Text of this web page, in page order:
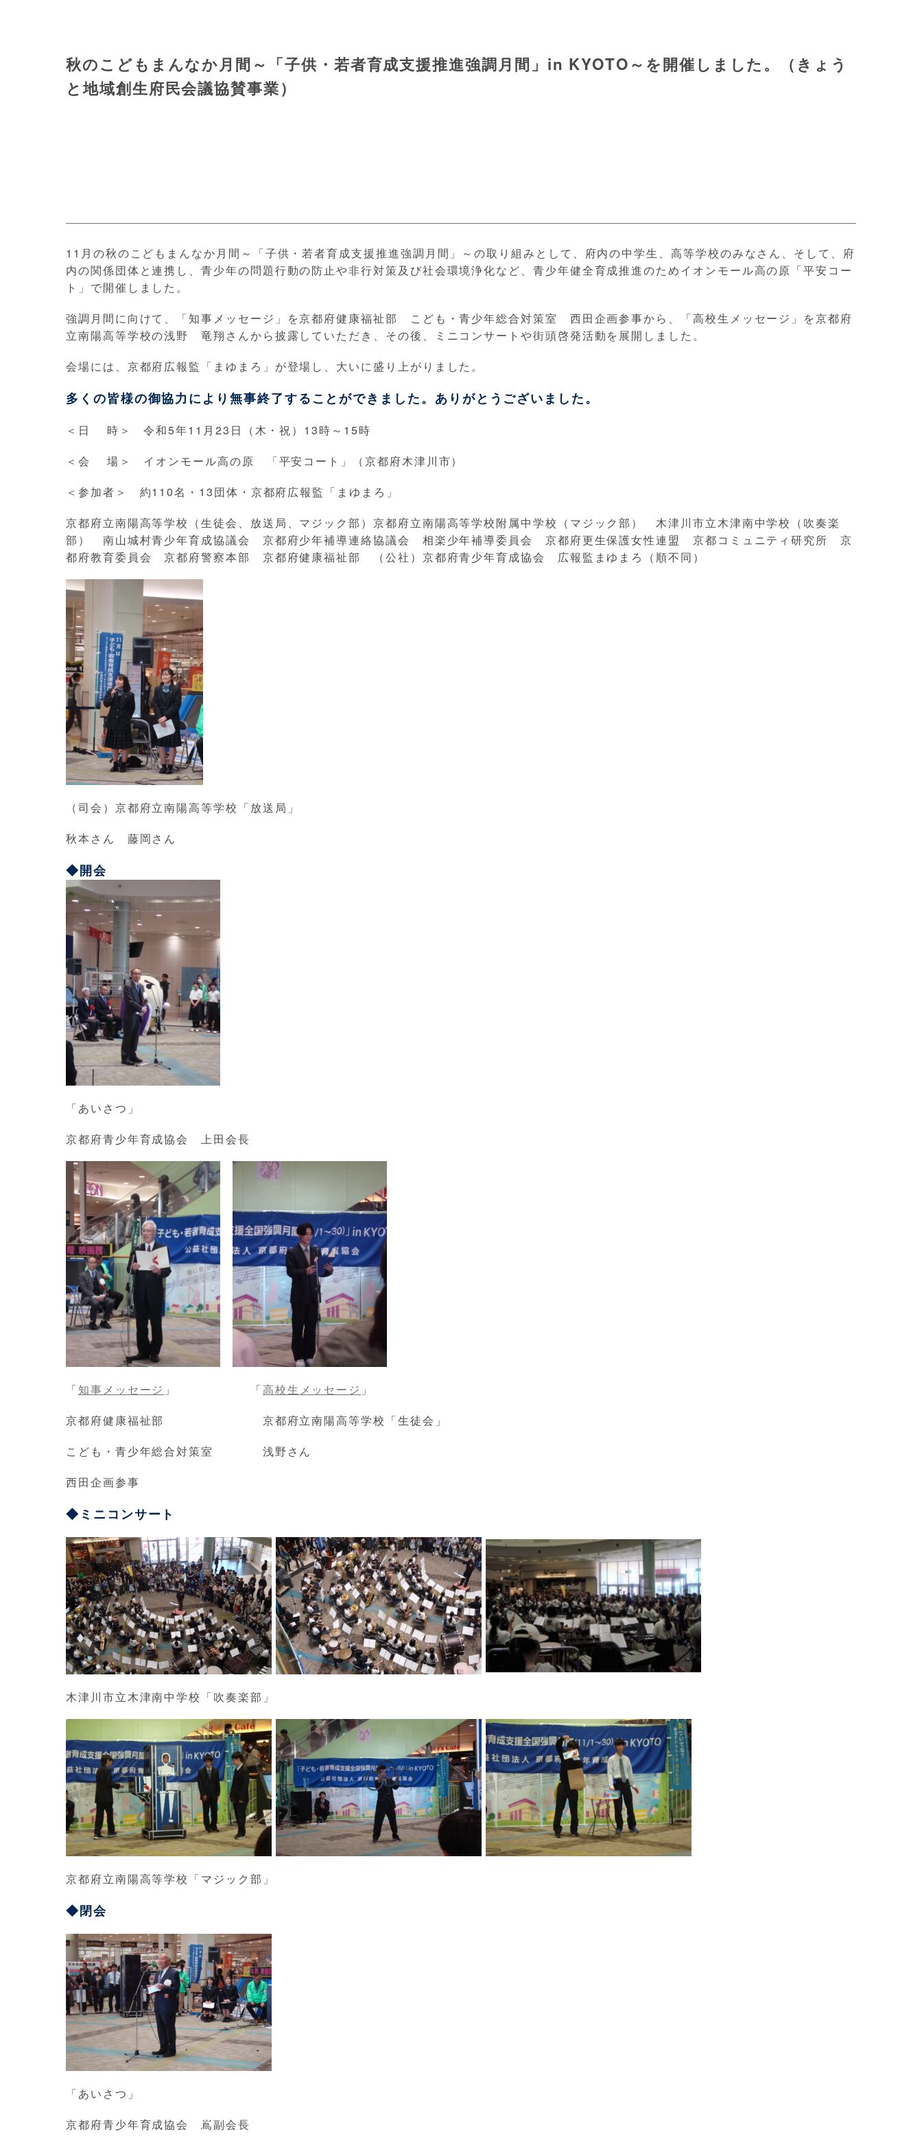
秋のこどもまんなか月間～「子供・若者育成支援推進強調月間」in KYOTO～を開催しました。（きょう
と地域創生府民会議協賛事業）
11月の秋のこどもまんなか月間～「子供・若者育成支援推進強調月間」～の取り組みとして、府内の中学生、高等学校のみなさん、そして、府
内の関係団体と連携し、青少年の問題行動の防止や非行対策及び社会環境浄化など、青少年健全育成推進のためイオンモール高の原「平安コー
ト」で開催しました。
強調月間に向けて、「知事メッセージ」を京都府健康福祉部 こども・青少年総合対策室 西田企画参事から、「高校生メッセージ」を京都府
立南陽高等学校の浅野 竜翔さんから披露していただき、その後、ミニコンサートや街頭啓発活動を展開しました。
会場には、京都府広報監「まゆまろ」が登場し、大いに盛り上がりました。
多くの皆様の御協力により無事終了することができました。ありがとうございました。
＜日 時＞ 令和5年11月23日（木・祝）13時～15時
＜会 場＞ イオンモール高の原 「平安コート」（京都府木津川市）
＜参加者＞ 約110名・13団体・京都府広報監「まゆまろ」
京都府立南陽高等学校（生徒会、放送局、マジック部）京都府立南陽高等学校附属中学校（マジック部） 木津川市立木津南中学校（吹奏楽
部） 南山城村青少年育成協議会 京都府少年補導連絡協議会 相楽少年補導委員会 京都府更生保護女性連盟 京都コミュニティ研究所 京
都府教育委員会 京都府警察本部 京都府健康福祉部 （公社）京都府青少年育成協会 広報監まゆまろ（順不同）
（司会）京都府立南陽高等学校「放送局」
秋本さん 藤岡さん
◆開会
「あいさつ」
京都府青少年育成協会 上田会長
「知事メッセージ 」 「高校生メッセージ 」
京都府健康福祉部 京都府立南陽高等学校「生徒会」
こども・青少年総合対策室 浅野さん
西田企画参事
◆ミニコンサート
木津川市立木津南中学校「吹奏楽部」
京都府立南陽高等学校「マジック部」
◆閉会
「あいさつ」
京都府青少年育成協会 嶌副会長